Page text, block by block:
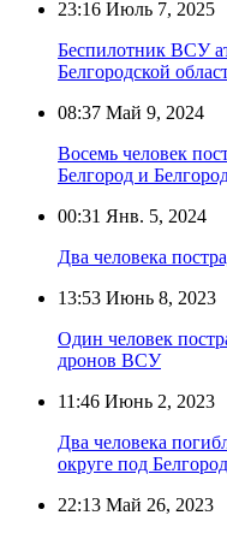
23:16 Июль 7, 2025
Беспилотник ВСУ
Белгородской
08:37 Май 9, 2024
Восемь человек
Белгород и
00:31 Янв. 5, 2024
Два человека
13:53 Июнь 8, 2023
Один человек
дронов ВСУ
11:46 Июнь 2, 2023
Два человека
округе под
22:13 Май 26, 2023